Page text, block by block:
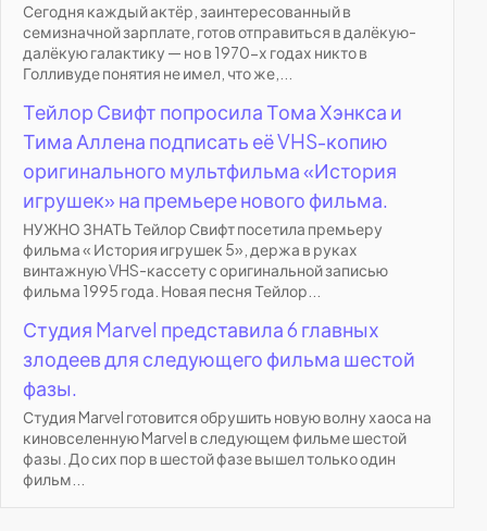
Сегодня каждый актёр, заинтересованный в
семизначной зарплате, готов отправиться в далёкую-
далёкую галактику — но в 1970-х годах никто в
Голливуде понятия не имел, что же,...
Тейлор Свифт попросила Тома Хэнкса и
Тима Аллена подписать её VHS-копию
оригинального мультфильма «История
игрушек» на премьере нового фильма.
НУЖНО ЗНАТЬ Тейлор Свифт посетила премьеру
фильма « История игрушек 5», держа в руках
винтажную VHS-кассету с оригинальной записью
фильма 1995 года. Новая песня Тейлор...
Студия Marvel представила 6 главных
злодеев для следующего фильма шестой
фазы.
Студия Marvel готовится обрушить новую волну хаоса на
киновселенную Marvel в следующем фильме шестой
фазы. До сих пор в шестой фазе вышел только один
фильм...